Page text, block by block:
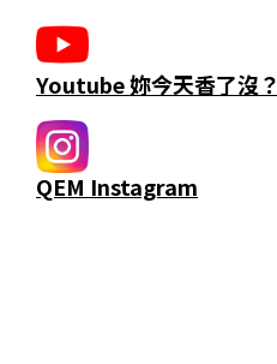
Youtube 妳今天香了沒？
QEM Instagram